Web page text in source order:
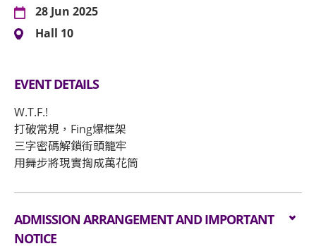
28 Jun 2025
Hall 10
EVENT DETAILS
W.T.F.!
打破常規，Fing爆框架
三字密碼解鎖街頭籠牢
用舞步將現實揈成萬花筒
ADMISSION ARRANGEMENT AND IMPORTANT
NOTICE